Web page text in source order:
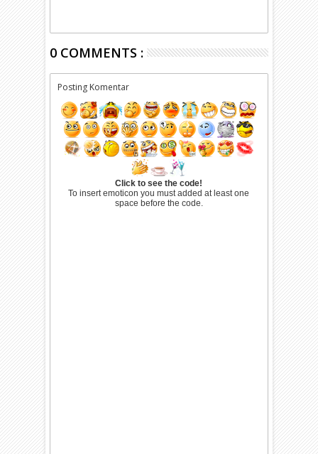
0 COMMENTS :
Posting Komentar
Click to see the code!
To insert emoticon you must added at least one
space before the code.